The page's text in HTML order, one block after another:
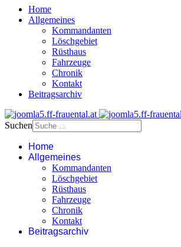
Home
Allgemeines
Kommandanten
Löschgebiet
Rüsthaus
Fahrzeuge
Chronik
Kontakt
Beitragsarchiv
Suchen
Home
Allgemeines
Kommandanten
Löschgebiet
Rüsthaus
Fahrzeuge
Chronik
Kontakt
Beitragsarchiv